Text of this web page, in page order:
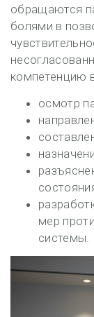
обращаются
болями в
компетенцию
осмотр
мер
системы.